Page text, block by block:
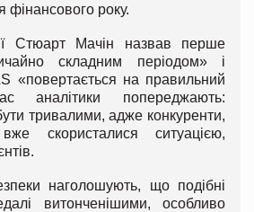
фінансового року.
Стюарт Мачін назвав перше
складним періодом» і
«повертається на правильний
аналітики попереджають:
тривалими, адже конкуренти,
скористалися ситуацією,
наголошують, що подібні
витонченішими, особливо